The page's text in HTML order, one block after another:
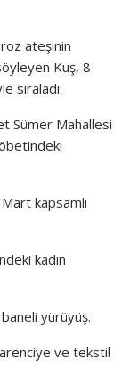
ateşinin
Kuş, 8
sıraladı:
Sümer Mahallesi
kapsamlı
kadın
yürüyüş.
ve tekstil